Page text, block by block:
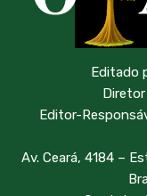
Editado
Editor-
Av. Ceará, 4184 –